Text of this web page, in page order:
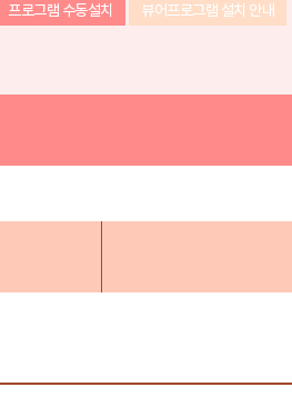
프로그램 수동설치 뷰어프로그램 설치 안내